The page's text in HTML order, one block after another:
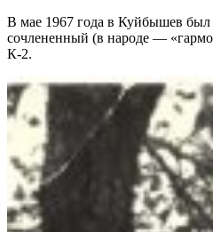
В мае 1967 года в Куйбышев был
сочлененный (в народе —
К-2.